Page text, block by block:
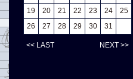
19
20 21 22 23 24
25
26
27 28 29 30 31
<< LAST NEXT >>